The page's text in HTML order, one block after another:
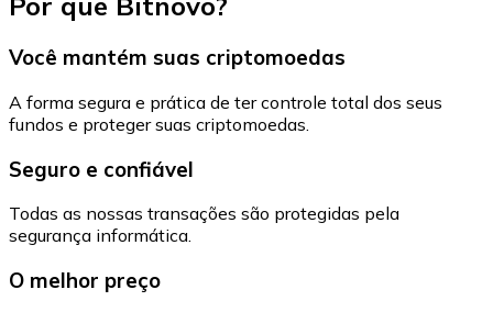
Você mantém suas criptomoedas
A forma segura e prática de ter controle total dos seus
fundos e proteger suas criptomoedas.
Seguro e confiável
Todas as nossas transações são protegidas pela
segurança informática.
O melhor preço